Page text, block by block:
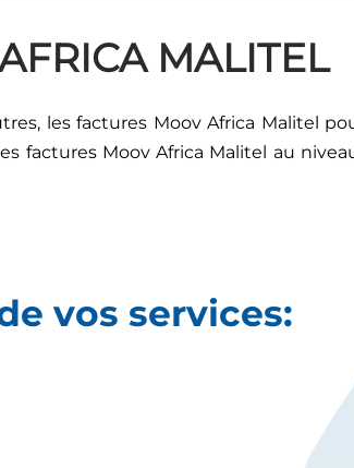
MALITEL
les factures Moov Africa Malitel
factures Moov Africa Malitel au
vos services: